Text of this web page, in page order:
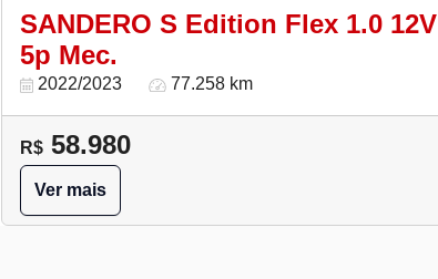
SANDERO S Edition Flex 1.0 12V
5p Mec.
2022/2023 77.258 km
R$ 58.980
Ver mais